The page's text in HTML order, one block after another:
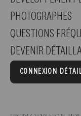
PHOTOGRAPHES
QUESTIONS
DEVENIR
CONNEXION